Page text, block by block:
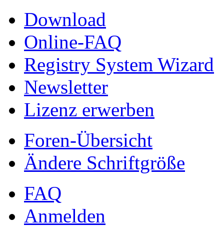
Download
Online-FAQ
Registry System Wizard
Newsletter
Lizenz erwerben
Foren-Übersicht
Ändere Schriftgröße
FAQ
Anmelden